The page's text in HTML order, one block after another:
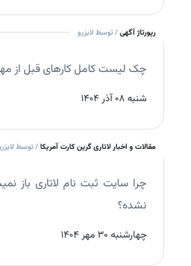
رپورتاژ آگهی/ توسط لایزرو
چک‌ لیست کامل کارهای قبل از
شنبه 08 آذر 1404
مقالات و اخبار لاتاری گرین کارت آمریکا/ توسط
چرا سایت ثبت نام لاتاری باز
نشده؟
چهارشنبه 30 مهر 1404